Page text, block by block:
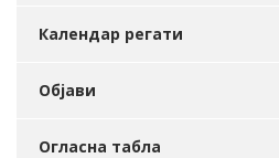
Календар регати
Објави
Огласна табла